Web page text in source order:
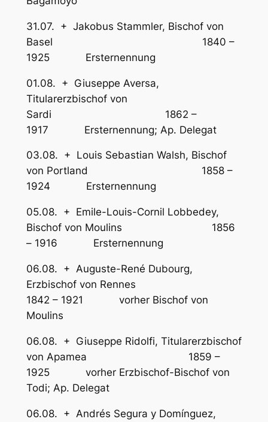
31.07. + Jakobus Stammler, Bischof von
Basel 1840 –
1925 Ersternennung
01.08. + Giuseppe Aversa,
Titularerzbischof von
Sardi 1862 –
1917 Ersternennung; Ap. Delegat
03.08. + Louis Sebastian Walsh, Bischof
von Portland 1858 –
1924 Ersternennung
05.08. + Emile-Louis-Cornil Lobbedey,
Bischof von Moulins 1856
– 1916 Ersternennung
06.08. + Auguste-René Dubourg,
Erzbischof von Rennes
1842 – 1921 vorher Bischof von
Moulins
06.08. + Giuseppe Ridolfi, Titularerzbischof
von Apamea 1859 –
1925 vorher Erzbischof-Bischof von
Todi; Ap. Delegat
06.08. + Andrés Segura y Domínguez,